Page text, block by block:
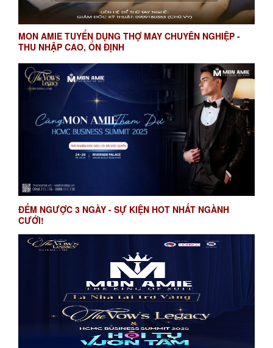
MON AMIE TUYỂN DỤNG THỢ MAY CHUYÊN NGHIỆP -
THU NHẬP CAO, ỔN ĐỊNH
ĐẾM NGƯỢC 3 NGÀY - SỰ KIỆN HOT NHẤT NGÀNH
CƯỚI!